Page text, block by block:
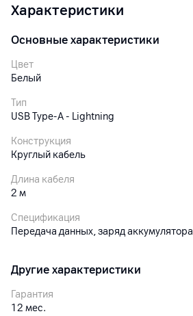
Характеристики
Основные характеристики
Цвет
Белый
Тип
USB Type-A - Lightning
Конструкция
Круглый кабель
Длина кабеля
2 м
Спецификация
Передача данных, заряд аккумулятора
Другие характеристики
Гарантия
12 мес.